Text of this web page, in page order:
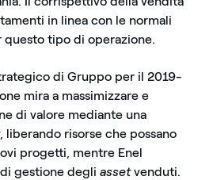
in linea con le normali
questo tipo di operazione.
di Gruppo per il 2019-
mira a massimizzare e
di valore mediante una
, liberando risorse che possano
progetti, mentre Enel
gestione degli assetvenduti.